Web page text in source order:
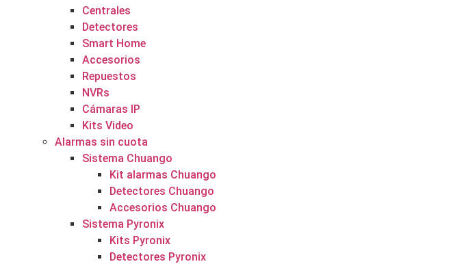
Centrales
Detectores
Smart Home
Accesorios
Repuestos
NVRs
Cámaras IP
Kits Video
Alarmas sin cuota
Sistema Chuango
Kit alarmas Chuango
Detectores Chuango
Accesorios Chuango
Sistema Pyronix
Kits Pyronix
Detectores Pyronix